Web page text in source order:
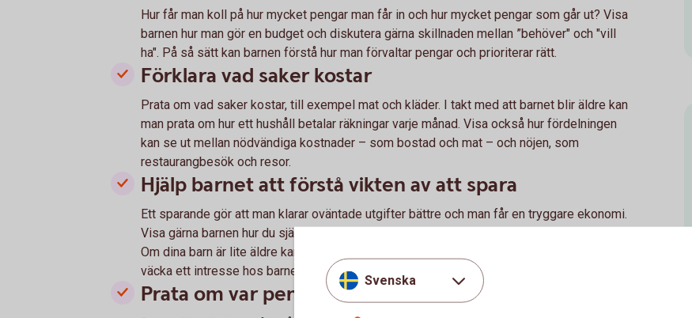
Hur får man koll på hur mycket pengar man får in och hur mycket pengar som går ut? Visa
barnen hur man gör en budget och diskutera gärna skillnaden mellan ”behöver" och "vill
ha". På så sätt kan barnen förstå hur man förvaltar pengar och prioriterar rätt.
Förklara vad saker kostar
Prata om vad saker kostar, till exempel mat och kläder. I takt med att barnet blir äldre kan
man prata om hur ett hushåll betalar räkningar varje månad. Visa också hur fördelningen
kan se ut mellan nödvändiga kostnader – som bostad och mat – och nöjen, som
restaurangbesök och resor.
Hjälp barnet att förstå vikten av att spara
Ett sparande gör att man klarar oväntade utgifter bättre och man får en tryggare ekonomi.
Visa gärna barnen hur du själv sparar pengar för att familjen ska kunna göra roliga saker.
Om dina barn är lite äldre kan du kanske förklara hur pengar kan växa över tid? Detta kan
väcka ett intresse hos barnen för att själva spara långsiktigt när de får möjligheten.
Prata om var pengar kommer ifrån
Svenska